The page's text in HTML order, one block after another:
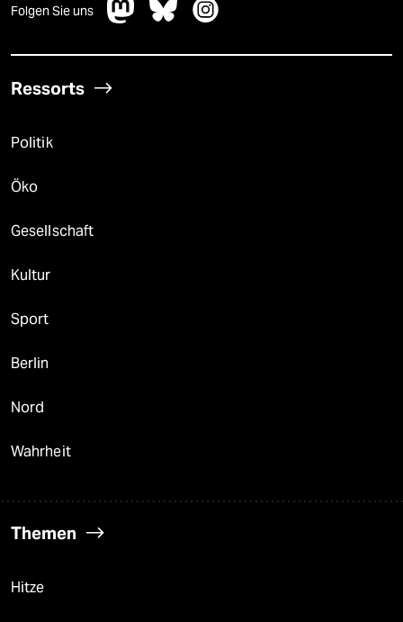
Folgen Sie uns
Ressorts
Politik
Öko
Gesellschaft
Kultur
Sport
Berlin
Nord
Wahrheit
Themen
Hitze